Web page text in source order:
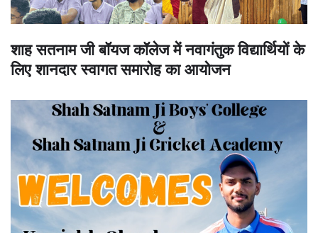
शाह सतनाम जी बॉयज कॉलेज में नवागंतुक विद्यार्थियों के
लिए शानदार स्वागत समारोह का आयोजन